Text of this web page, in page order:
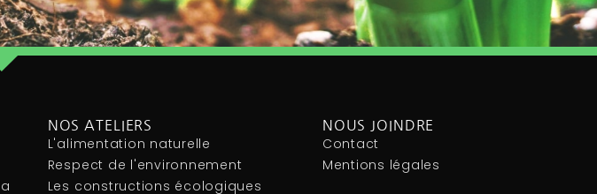
NOS ATELIERS
L'alimentation naturelle
Respect de l'environnement
Les constructions écologiques
NOUS JOINDRE
Contact
Mentions légales